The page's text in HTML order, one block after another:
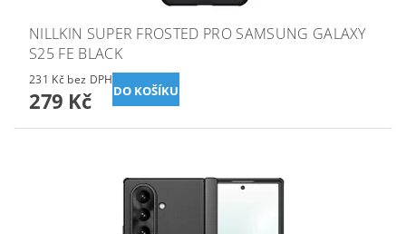
NILLKIN SUPER FROSTED PRO SAMSUNG GALAXY
S25 FE BLACK
231 Kč bez DPH
279 Kč